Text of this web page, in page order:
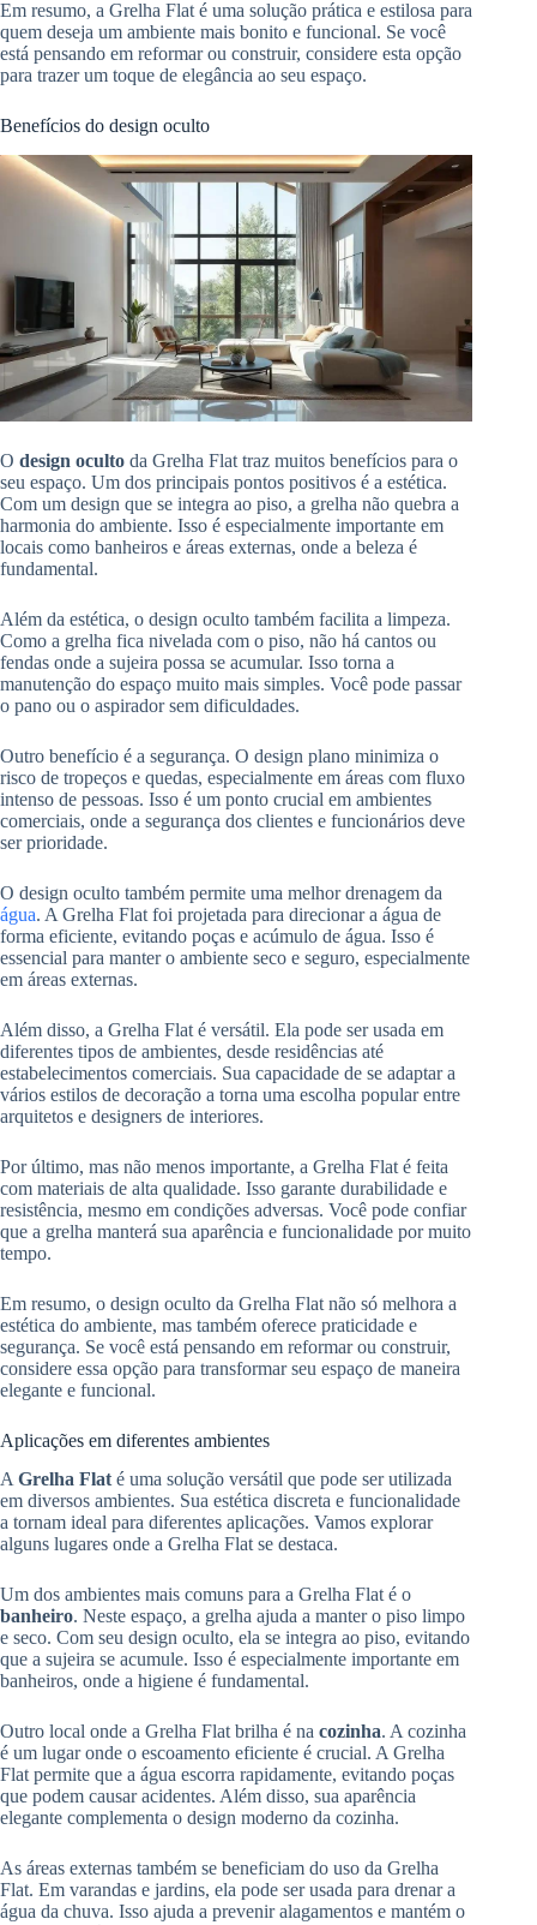
Em resumo, a Grelha Flat é uma solução prática e estilosa para
quem deseja um ambiente mais bonito e funcional. Se você
está pensando em reformar ou construir, considere esta opção
para trazer um toque de elegância ao seu espaço.
Benefícios do design oculto
O design oculto da Grelha Flat traz muitos benefícios para o
seu espaço. Um dos principais pontos positivos é a estética.
Com um design que se integra ao piso, a grelha não quebra a
harmonia do ambiente. Isso é especialmente importante em
locais como banheiros e áreas externas, onde a beleza é
fundamental.
Além da estética, o design oculto também facilita a limpeza.
Como a grelha fica nivelada com o piso, não há cantos ou
fendas onde a sujeira possa se acumular. Isso torna a
manutenção do espaço muito mais simples. Você pode passar
o pano ou o aspirador sem dificuldades.
Outro benefício é a segurança. O design plano minimiza o
risco de tropeços e quedas, especialmente em áreas com fluxo
intenso de pessoas. Isso é um ponto crucial em ambientes
comerciais, onde a segurança dos clientes e funcionários deve
ser prioridade.
O design oculto também permite uma melhor drenagem da
água. A Grelha Flat foi projetada para direcionar a água de
forma eficiente, evitando poças e acúmulo de água. Isso é
essencial para manter o ambiente seco e seguro, especialmente
em áreas externas.
Além disso, a Grelha Flat é versátil. Ela pode ser usada em
diferentes tipos de ambientes, desde residências até
estabelecimentos comerciais. Sua capacidade de se adaptar a
vários estilos de decoração a torna uma escolha popular entre
arquitetos e designers de interiores.
Por último, mas não menos importante, a Grelha Flat é feita
com materiais de alta qualidade. Isso garante durabilidade e
resistência, mesmo em condições adversas. Você pode confiar
que a grelha manterá sua aparência e funcionalidade por muito
tempo.
Em resumo, o design oculto da Grelha Flat não só melhora a
estética do ambiente, mas também oferece praticidade e
segurança. Se você está pensando em reformar ou construir,
considere essa opção para transformar seu espaço de maneira
elegante e funcional.
Aplicações em diferentes ambientes
A Grelha Flat é uma solução versátil que pode ser utilizada
em diversos ambientes. Sua estética discreta e funcionalidade
a tornam ideal para diferentes aplicações. Vamos explorar
alguns lugares onde a Grelha Flat se destaca.
Um dos ambientes mais comuns para a Grelha Flat é o
banheiro. Neste espaço, a grelha ajuda a manter o piso limpo
e seco. Com seu design oculto, ela se integra ao piso, evitando
que a sujeira se acumule. Isso é especialmente importante em
banheiros, onde a higiene é fundamental.
Outro local onde a Grelha Flat brilha é na cozinha. A cozinha
é um lugar onde o escoamento eficiente é crucial. A Grelha
Flat permite que a água escorra rapidamente, evitando poças
que podem causar acidentes. Além disso, sua aparência
elegante complementa o design moderno da cozinha.
As áreas externas também se beneficiam do uso da Grelha
Flat. Em varandas e jardins, ela pode ser usada para drenar a
água da chuva. Isso ajuda a prevenir alagamentos e mantém o